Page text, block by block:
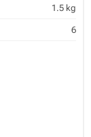
1.5 kg
6